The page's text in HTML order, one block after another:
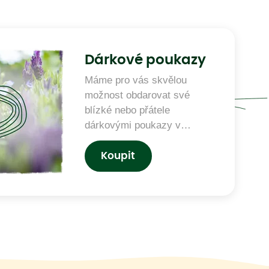
Dárkové poukazy
Máme pro vás skvělou
možnost obdarovat své
blízké nebo přátele
dárkovými poukazy v
hodnotě 500 a 1 000 Kč. Tyto
poukazy slouží jako skvělý
dar, který můžete využít na
Koupit